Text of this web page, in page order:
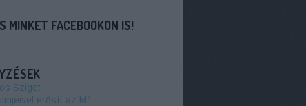
MINKET FACEBOOKON IS!
Sziget
erősít az M1